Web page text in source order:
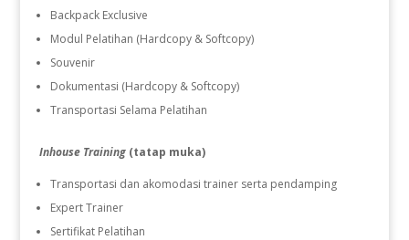
Backpack Exclusive
Modul Pelatihan (Hardcopy & Softcopy)
Souvenir
Dokumentasi (Hardcopy & Softcopy)
Transportasi Selama Pelatihan
Inhouse Training (tatap muka)
Transportasi dan akomodasi trainer serta pendamping
Expert Trainer
Sertifikat Pelatihan